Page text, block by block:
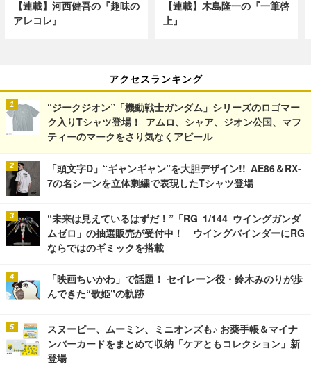
【連載】河西健吾の『趣味の
アレコレ』
【連載】木島隆一の『一筆啓
上』
アクセスランキング
“ジークジオン”「機動戦士ガンダム」シリーズのロゴマー
ク入りTシャツ登場！ アムロ、シャア、ジオン公国、マフ
ティーのマークをさり気なくアピール
「頭文字D」“ギャンギャン”を大胆デザイン!! AE86＆RX-
7の名シーンを立体刺繍で表現したTシャツ登場
“未来は見えているはずだ！”「RG 1/144 ウイングガンダ
ムゼロ」の抽選販売が受付中！ ウイングバインダーにRG
ならではのギミックを搭載
「映画ちいかわ」で話題！ セイレーン役・鈴木みのりが歩
んできた“歌姫”の軌跡
スヌーピー、ムーミン、ミニオンズも♪ お薬手帳＆マイナ
ンバーカードをまとめて収納「ケアともコレクション」新
登場